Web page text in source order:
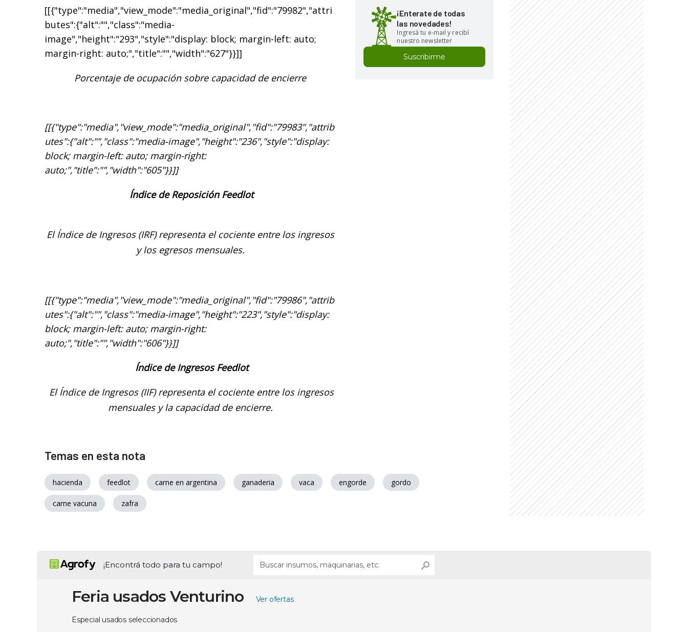
[[{"type":"media","view_mode":"media_original","fid":"79982","attri
butes":{"alt":"","class":"media-
image","height":"293","style":"display: block; margin-left: auto;
margin-right: auto;","title":"","width":"627"}}]]
Porcentaje de ocupación sobre capacidad de encierre
[[{"type":"media","view_mode":"media_original","fid":"79983","attrib
utes":{"alt":"","class":"media-image","height":"236","style":"display:
block; margin-left: auto; margin-right:
auto;","title":"","width":"605"}}]]
Índice de Reposición Feedlot
El Índice de Ingresos (IRF)representa el cociente entre los ingresos
y los egresos mensuales.
[[{"type":"media","view_mode":"media_original","fid":"79986","attrib
utes":{"alt":"","class":"media-image","height":"223","style":"display:
block; margin-left: auto; margin-right:
auto;","title":"","width":"606"}}]]
Índice de Ingresos Feedlot
El Índice de Ingresos (IIF)representa el cociente entre los ingresos
mensuales y la capacidad de encierre.
¡Enterate de todas
las novedades!
Ingresá tu e-mail y recibí
nuestro newsletter
Suscribirme
Temas en esta nota
hacienda feedlot carne en argentina ganaderia vaca engorde gordo
carne vacuna zafra
¡Encontrá todo para tu campo!
Feria usados Venturino Ver ofertas
Especial usados seleccionados